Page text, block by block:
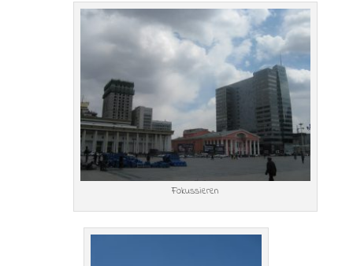
Fokussieren